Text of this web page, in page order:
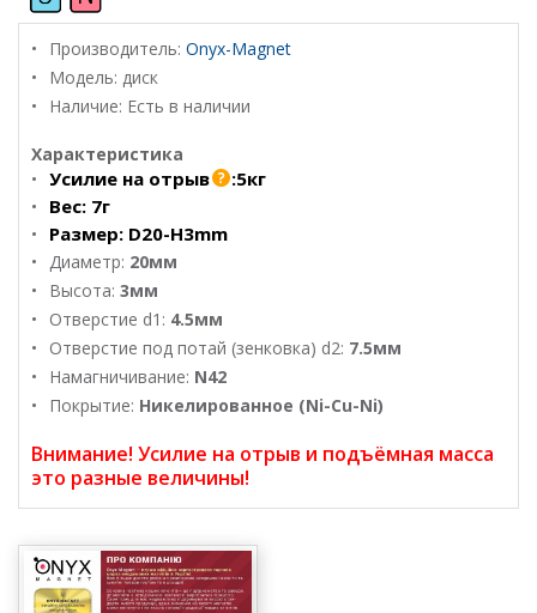
Производитель: Onyx-Magnet
Модель: диск
Наличие: Есть в наличии
Характеристика
Усилие на отрыв :5кг
Вес: 7г
Размер: D20-H3mm
Диаметр: 20мм
Высота: 3мм
Отверстие d1: 4.5мм
Отверстие под потай (зенковка) d2: 7.5мм
Намагничивание: N42
Покрытие: Никелированное (Ni-Cu-Ni)
Внимание! Усилие на отрыв и подъёмная масса
это разные величины!